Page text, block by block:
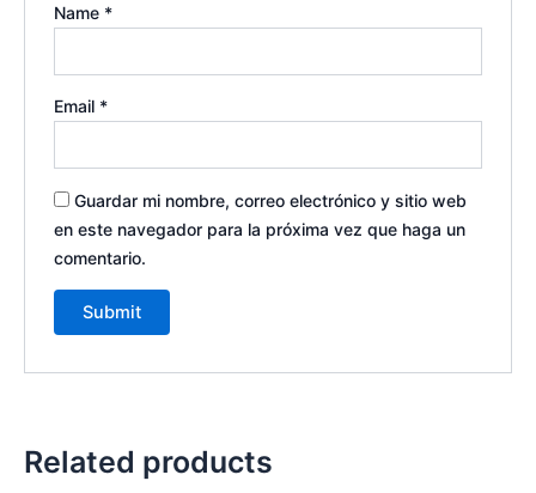
Name *
Email *
Guardar mi nombre, correo electrónico y sitio web
en este navegador para la próxima vez que haga un
comentario.
Related products